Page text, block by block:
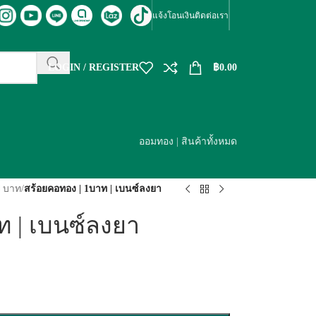
แจ้งโอนเงินติดต่อเรา
LOGIN / REGISTER ฿0.00
ออมทอง | สินค้าทั้งหมด
บาท/สร้อยคอทอง | 1บาท | เบนซ์ลงยา
| เบนซ์ลงยา